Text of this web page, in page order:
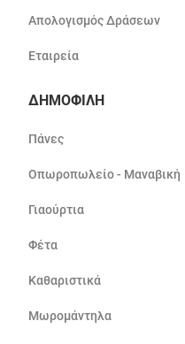
Απολογισμός Δράσεων
Εταιρεία
ΔΗΜΟΦΙΛΗ
Πάνες
Οπωροπωλείο - Μαναβική
Γιαούρτια
Φέτα
Καθαριστικά
Μωρομάντηλα